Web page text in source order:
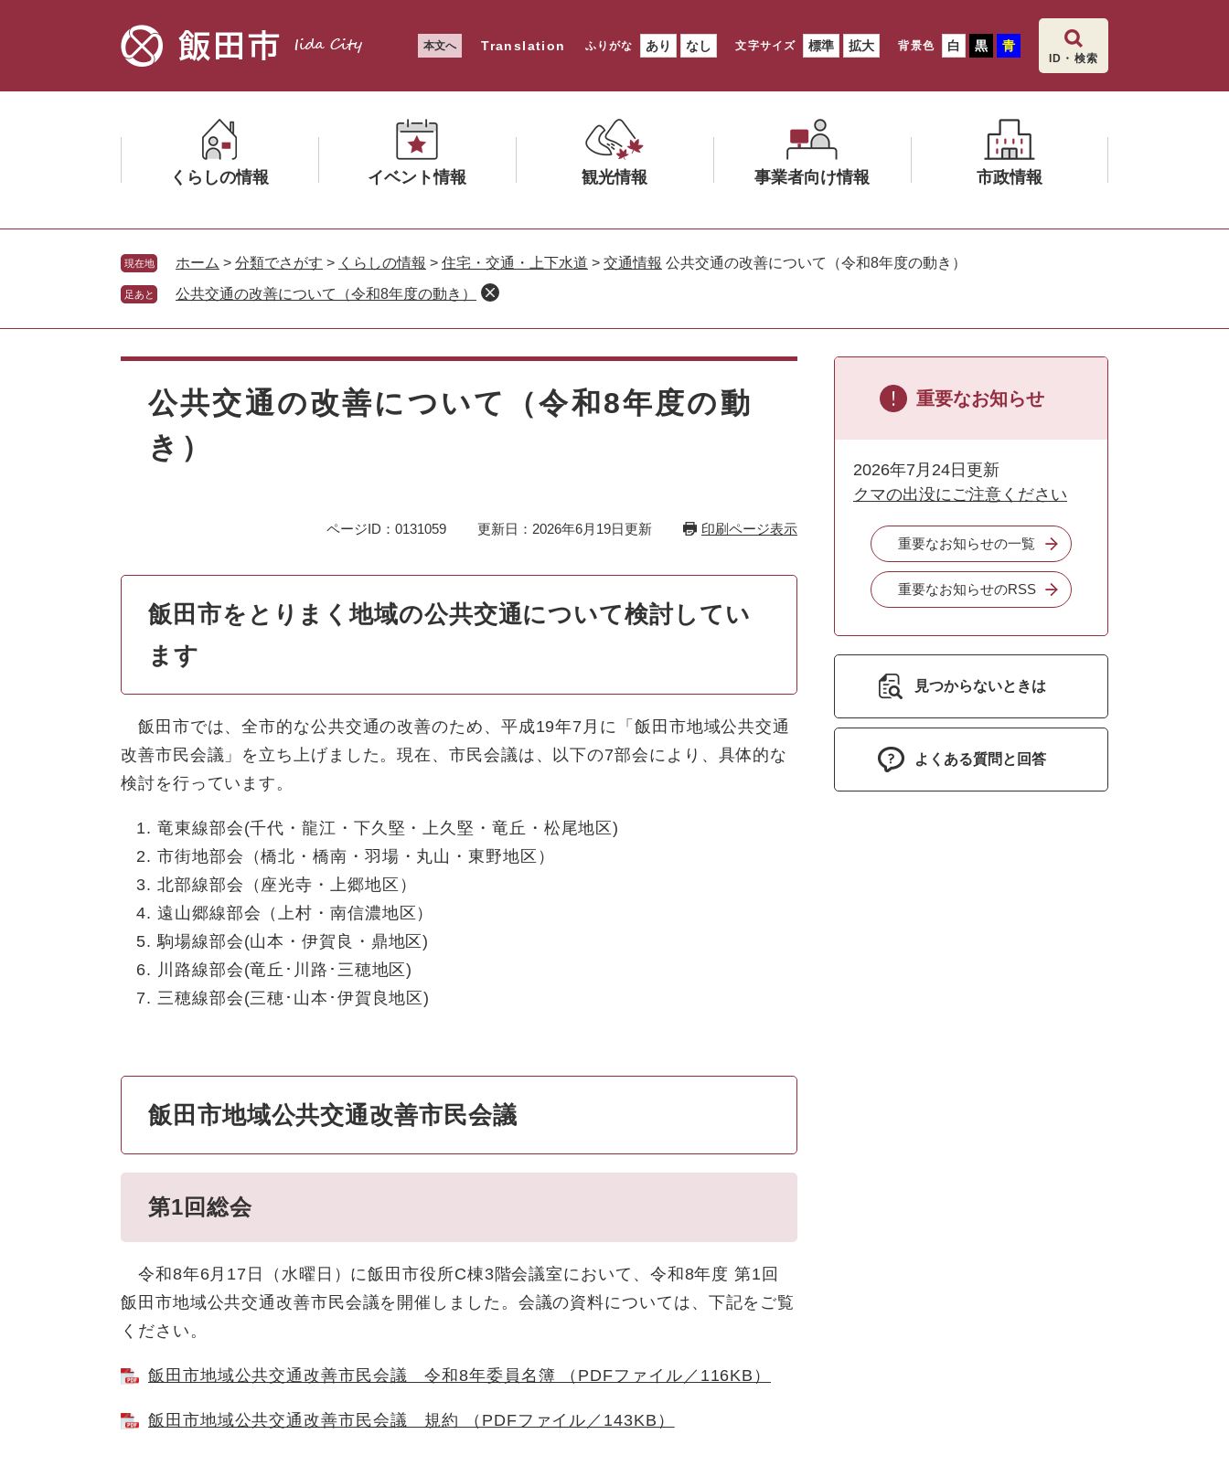
文
本文へ Translation ふりがな あり なし 文字サイズ 標準 拡大 背景色 白 黒 青
ID・検索
くらしの情報
ニ
ュ
ー
を
イベント情報
ニ
ー
を
く
観光情報
ニ
を
く
事業者向け情報
ニ
を
く
市政情報
ニ
を
く
現在地 ホーム > 分類でさがす > くらしの情報 > 住宅・交通・上下水道 > 交通情報 公共交通の改善について（令和8年度の動き）
足あと 公共交通の改善について（令和8年度の動き）
公共交通の改善について（令和8年度の動
き）
ページID：0131059 更新日：2026年6月19日更新 印刷ページ表示
飯田市をとりまく地域の公共交通について検討してい
ます
飯田市では、全市的な公共交通の改善のため、平成19年7月に「飯田市地域公共交通
改善市民会議」を立ち上げました。現在、市民会議は、以下の7部会により、具体的な
検討を行っています。
竜東線部会(千代・龍江・下久堅・上久堅・竜丘・松尾地区)
市街地部会（橋北・橋南・羽場・丸山・東野地区）
北部線部会（座光寺・上郷地区）
遠山郷線部会（上村・南信濃地区）
駒場線部会(山本・伊賀良・鼎地区)
川路線部会(竜丘･川路･三穂地区)
三穂線部会(三穂･山本･伊賀良地区)
飯田市地域公共交通改善市民会議
第1回総会
令和8年6月17日（水曜日）に飯田市役所C棟3階会議室において、令和8年度 第1回
飯田市地域公共交通改善市民会議を開催しました。会議の資料については、下記をご覧
ください。
飯田市地域公共交通改善市民会議 令和8年委員名簿 （PDFファイル／116KB）
飯田市地域公共交通改善市民会議 規約 （PDFファイル／143KB）
重要なお知らせ
2026年7月24日更新
クマの出没にご注意ください
重要なお知らせの一覧
重要なお知らせのRSS
見つからないときは
よくある質問と回答